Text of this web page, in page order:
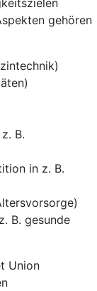
gehören
B.
in z. B.
B. gesunde
Union